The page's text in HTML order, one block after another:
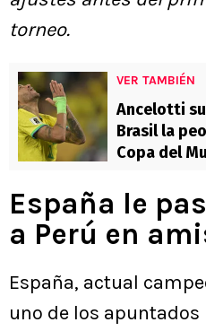
torneo.
VER TAMBIÉN
Ancelotti
Brasil la
Copa del
España le
a Perú en
España, actual
uno de los apuntados